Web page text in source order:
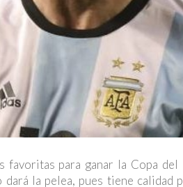
para ganar la Copa
la pelea, pues tiene calidad